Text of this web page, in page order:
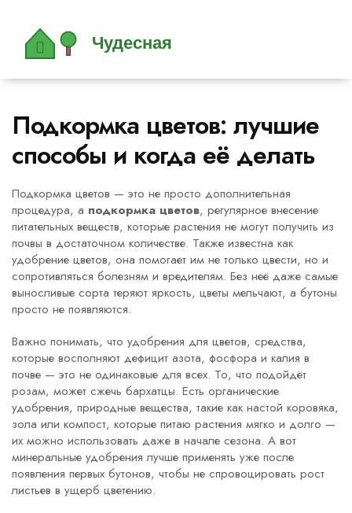
Подкормка цветов: лучшие
способы и когда её делать
Подкормка цветов — это не просто дополнительная
процедура, а подкормка цветов, регулярное внесение
питательных веществ, которые растения не могут получить из
почвы в достаточном количестве. Также известна как
удобрение цветов, она помогает им не только цвести, но и
сопротивляться болезням и вредителям. Без неё даже самые
выносливые сорта теряют яркость, цветы мельчают, а бутоны
просто не появляются.
Важно понимать, что удобрения для цветов, средства,
которые восполняют дефицит азота, фосфора и калия в
почве — это не одинаковые для всех. То, что подойдёт
розам, может сжечь бархатцы. Есть органические
удобрения, природные вещества, такие как настой коровяка,
зола или компост, которые питаю растения мягко и долго —
их можно использовать даже в начале сезона. А вот
минеральные удобрения лучше применять уже после
появления первых бутонов, чтобы не спровоцировать рост
листьев в ущерб цветению.